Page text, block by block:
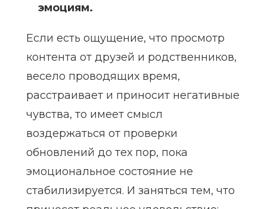
эмоциям.
Если есть ощущение, что просмотр
контента от друзей и родственников,
весело проводящих время,
расстраивает и приносит негативные
чувства, то имеет смысл
воздержаться от проверки
обновлений до тех пор, пока
эмоциональное состояние не
стабилизируется. И заняться тем, что